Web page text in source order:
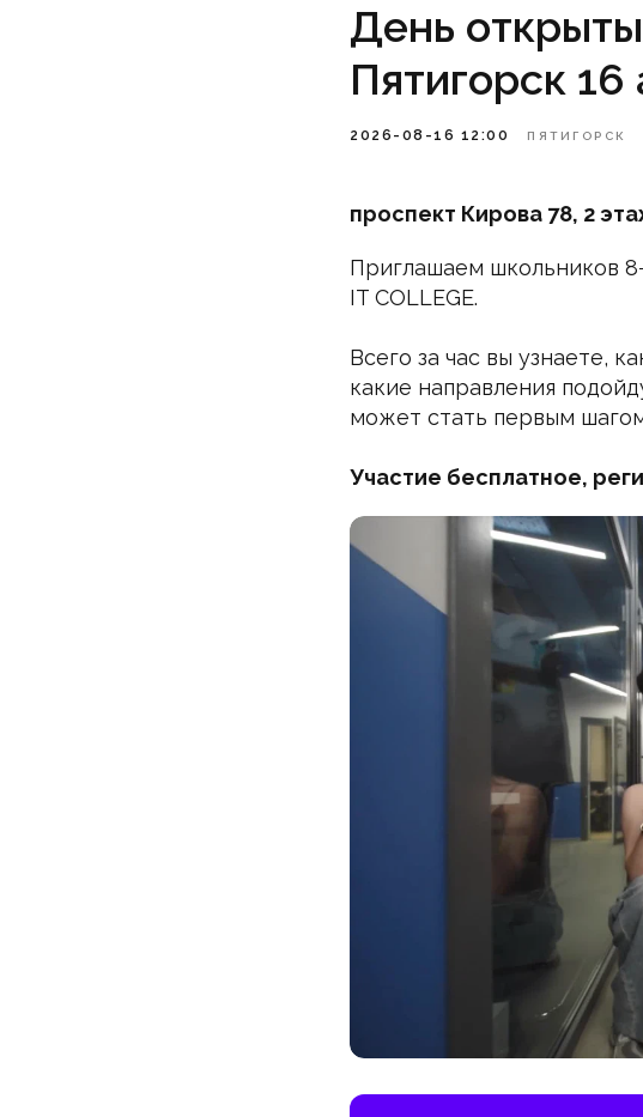
День
Пятигорск 16
2026-08-16 12:00 ПЯТИГОРСК
проспект Кирова 78, 2
Приглашаем школьников
IT COLLEGE.
Всего за час вы узнаете,
какие направления
может стать первым
Участие бесплатное,